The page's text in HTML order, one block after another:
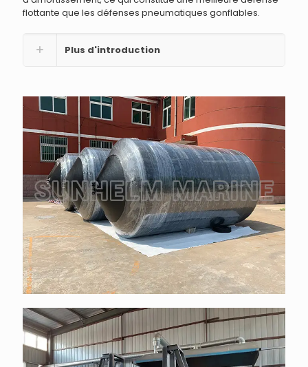
flottante que les défenses pneumatiques gonflables.
Plus d'introduction